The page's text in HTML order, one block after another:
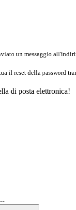
un messaggio
il reset della password
di posta elettronica!